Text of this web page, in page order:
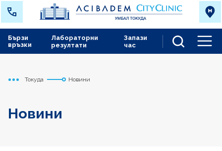
Лабораторни
резултати
Запази
час
Бързи
връзки
Начало
Токуда Новини
Новини